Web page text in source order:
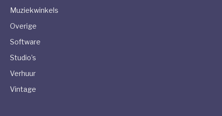
Muziekwinkels
Overige
Software
Studio’s
Verhuur
Vintage